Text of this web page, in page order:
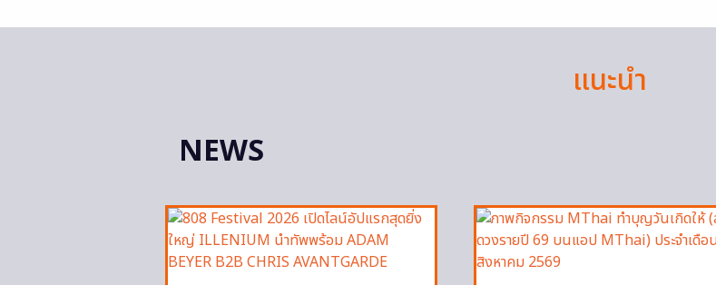
แนะนำ
NEWS